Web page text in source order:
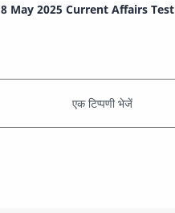
8 May 2025 Current Affairs Test